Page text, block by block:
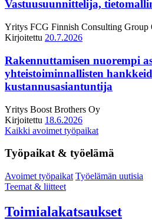
Vastuusuunnittelija,
Yritys FCG Finnish Consulting Group
Kirjoitettu 20.7.2026
Rakennuttamisen nuorempi
yhteistoiminnallisten
kustannusasiantuntija
Yritys Boost Brothers Oy
Kirjoitettu 18.6.2026
Kaikki avoimet työpaikat
Työpaikat & työelämä
Avoimet työpaikat Työelämän uutisia
Teemat & liitteet
Toimialakatsaukset